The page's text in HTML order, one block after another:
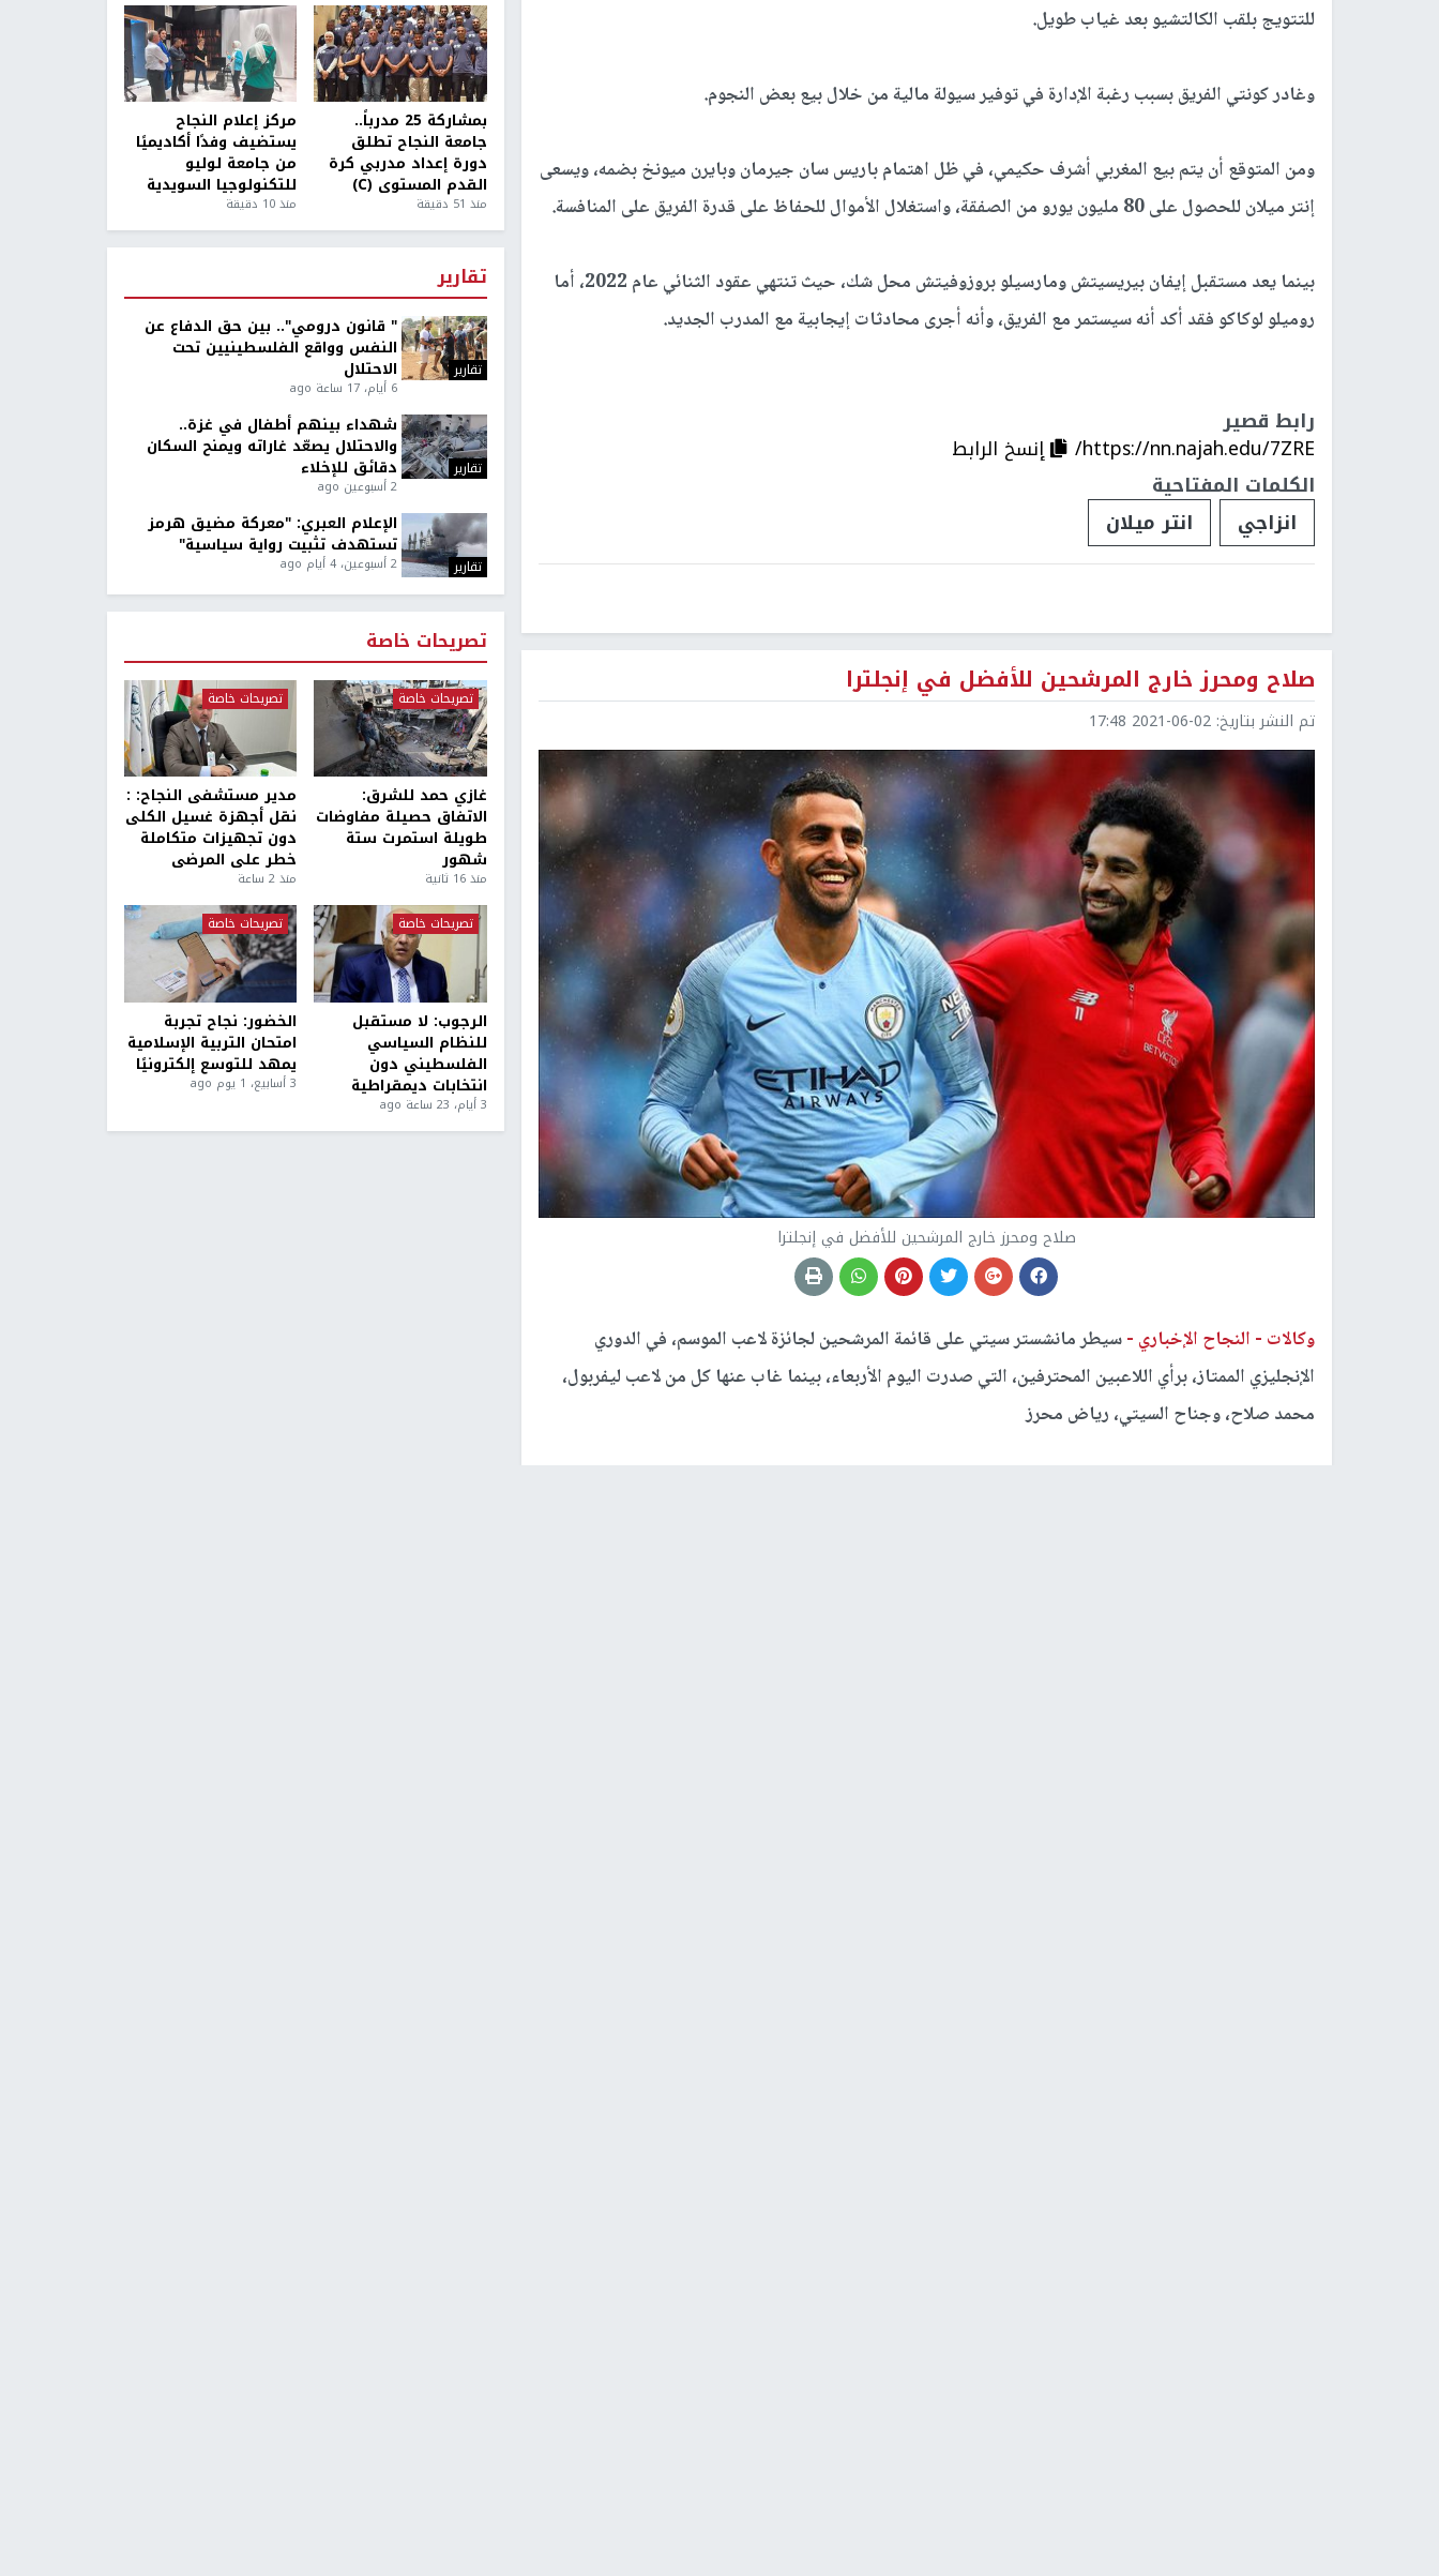
للتتويج بلقب الكالتشيو بعد غياب طويل.
وغادر كونتي الفريق بسبب رغبة الإدارة في توفير سيولة مالية من خلال بيع بعض النجوم.
ومن المتوقع أن يتم بيع المغربي أشرف حكيمي، في ظل اهتمام باريس سان جيرمان وبايرن ميونخ بضمه، ويسعى
إنتر ميلان للحصول على 80 مليون يورو من الصفقة، واستغلال الأموال للحفاظ على قدرة الفريق على المنافسة.
بينما يعد مستقبل إيفان بيريسيتش ومارسيلو بروزوفيتش محل شك، حيث تنتهي عقود الثنائي عام 2022، أما
روميلو لوكاكو فقد أكد أنه سيستمر مع الفريق، وأنه أجرى محادثات إيجابية مع المدرب الجديد.
رابط قصير
https://nn.najah.edu/7ZRE/
إنسخ الرابط
الكلمات المفتاحية
انزاجي
انتر ميلان
صلاح ومحرز خارج المرشحين للأفضل في إنجلترا
تم النشر بتاريخ: 2021-06-02 17:48
صلاح ومحرز خارج المرشحين للأفضل في إنجلترا
وكالات - النجاح الإخباري -سيطر مانشستر سيتي على قائمة المرشحين لجائزة لاعب الموسم، في الدوري
الإنجليزي الممتاز، برأي اللاعبين المحترفين، التي صدرت اليوم الأربعاء، بينما غاب عنها كل من لاعب ليفربول،
محمد صلاح، وجناح السيتي، رياض محرز
بمشاركة 25 مدرباً..
جامعة النجاح تطلق
دورة إعداد مدربي كرة
القدم المستوى (C)
منذ 51 دقيقة
مركز إعلام النجاح
يستضيف وفدًا أكاديميًا
من جامعة لوليو
للتكنولوجيا السويدية
منذ 10 دقيقة
تقارير
تقارير
" قانون درومي".. بين حق الدفاع عن
النفس وواقع الفلسطينيين تحت
الاحتلال
6 أيام، 17 ساعة ago
تقارير
شهداء بينهم أطفال في غزة..
والاحتلال يصعّد غاراته ويمنح السكان
دقائق للإخلاء
2 أسبوعين ago
تقارير
الإعلام العبري: "معركة مضيق هرمز
تستهدف تثبيت رواية سياسية"
2 أسبوعين، 4 أيام ago
تصريحات خاصة
تصريحات خاصة
غازي حمد للشرق:
الاتفاق حصيلة مفاوضات
طويلة استمرت ستة
شهور
منذ 16 ثانية
تصريحات خاصة
مدير مستشفى النجاح: :
نقل أجهزة غسيل الكلى
دون تجهيزات متكاملة
خطر على المرضى
منذ 2 ساعة
تصريحات خاصة
الرجوب: لا مستقبل
للنظام السياسي
الفلسطيني دون
انتخابات ديمقراطية
3 أيام، 23 ساعة ago
تصريحات خاصة
الخضور: نجاح تجربة
امتحان التربية الإسلامية
يمهد للتوسع إلكترونيًا
3 أسابيع، 1 يوم ago